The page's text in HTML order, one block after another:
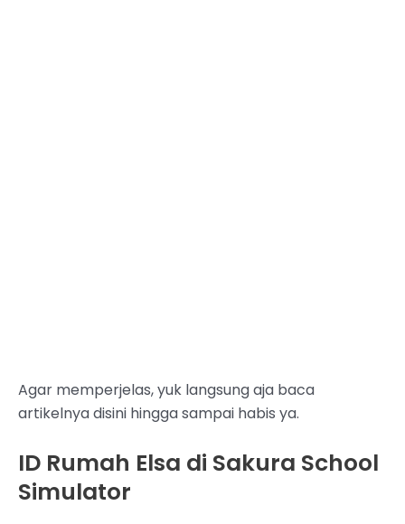
Agar memperjelas, yuk langsung aja baca
artikelnya disini hingga sampai habis ya.
ID Rumah Elsa di Sakura School
Simulator